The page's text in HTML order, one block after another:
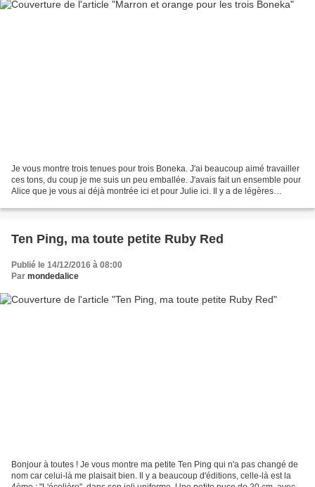
Je vous montre trois tenues pour trois Boneka. J'ai beaucoup aimé travailler
ces tons, du coup je me suis un peu emballée. J'avais fait un ensemble pour
Alice que je vous ai déjà montrée ici et pour Julie ici. Il y a de légères
Ten Ping, ma toute petite Ruby Red
Publié le 14/12/2016 à 08:00
Par mondedalice
Bonjour à toutes ! Je vous montre ma petite Ten Ping qui n'a pas changé de
nom car celui-là me plaisait bien. Il y a beaucoup d'éditions, celle-là est la